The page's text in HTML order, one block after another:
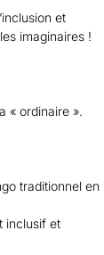
et
imaginaires !
« ordinaire ».
traditionnel en
inclusif et